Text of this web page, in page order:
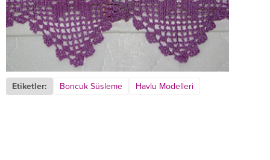
Etiketler: Boncuk Süsleme Havlu Modelleri